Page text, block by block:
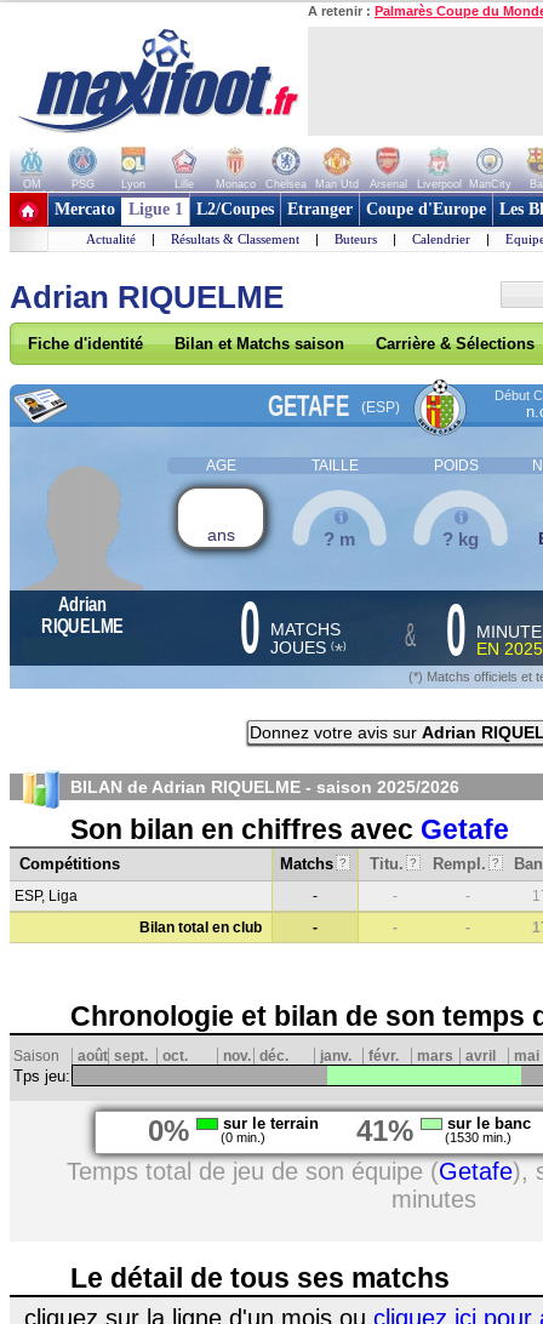
A retenir : Palmarès Coupe du
OM PSG Lyon Lille Monaco Chelsea Man Utd Arsenal Liverpool ManCity
+ de clubs
Mercato Ligue 1 L2/Coupes Etranger Coupe d'Europe Les
Actualité | Résultats & Classement | Buteurs | Calendrier |
Adrian RIQUELME
Fiche d'identité Bilan et Matchs saison Carrière & Sélections
GETAFE (ESP)
Début
AGE TAILLE POIDS
ans ? m ? kg
Adrian
RIQUELME
0 MATCHS
JOUES (*) & 0
EN
(*) Matchs officiels et
Donnez votre avis sur Adrian
BILAN de Adrian RIQUELME - saison 2025/2026
Son bilan en chiffres avec Getafe
Compétitions Matchs ? Titu. ? Rempl. ?
ESP, Liga - - -
Bilan total en club
- - -
Chronologie et bilan de son temps
Saison août sept. oct. nov. déc. janv. févr. mars avril mai
Tps jeu:
0% sur le terrain
(0 min.) 41% sur le banc
(1530 min.)
Temps total de jeu de son équipe (Getafe),
minutes
Le détail de tous ses matchs
cliquez sur la ligne d'un mois ou cliquez ici pour